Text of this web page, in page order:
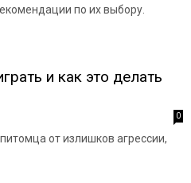
по их выбору.
и как это делать
0
от излишков агрессии,